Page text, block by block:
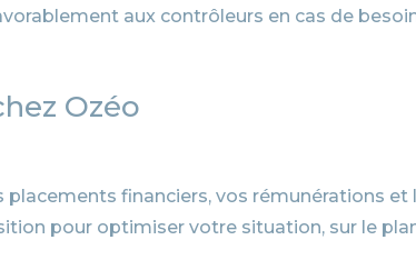
aux contrôleurs en cas de
Ozéo
financiers, vos rémunérations et
pour optimiser votre situation, sur le